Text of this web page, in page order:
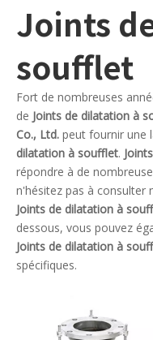
Joints
soufflet
Fort de nombreuses
de Joints de dilatation à
Co., Ltd. peut fournir une
dilatation à soufflet.
répondre à de
n'hésitez pas à consulter
Joints de dilatation à
dessous, vous pouvez
Joints de dilatation à
spécifiques.